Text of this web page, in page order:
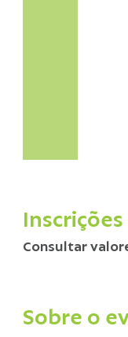
Inscrições
Consultar
Sobre o